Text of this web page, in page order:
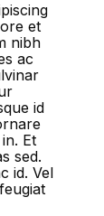
et
nibh
ac
id
Et
sed.
id. Vel